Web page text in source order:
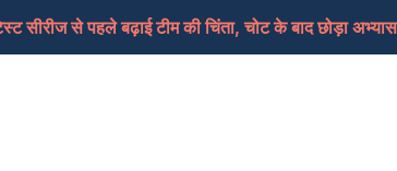
सीरीज से पहले बढ़ाई टीम की चिंता, चोट के बाद छोड़ा